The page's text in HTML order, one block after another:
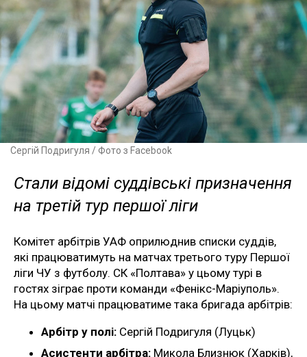
Сергій Подригуля / Фото з Facebook
Стали відомі суддівські призначення
на третій тур першої ліги
Комітет арбітрів УАФ оприлюднив списки суддів,
які працюватимуть на матчах третього туру Першої
ліги ЧУ з футболу. СК «Полтава» у цьому турі в
гостях зіграє проти команди «Фенікс-Маріуполь».
На цьому матчі працюватиме така бригада арбітрів:
Арбітр у полі: Сергій Подригуля (Луцьк)
Асистенти арбітра: Микола Близнюк (Харків),